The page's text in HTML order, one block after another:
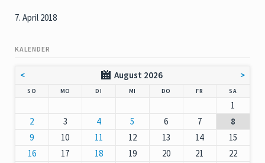
7. April 2018
KALENDER
< August 2026 >
SO MO DI MI DO NNERSTAG
FR SAMSTAG
1
2
3 4 5 6 7
8
9
10 11 12 13 14
15
16
17 18 19 20 21
22